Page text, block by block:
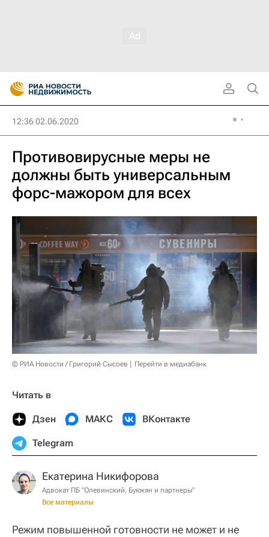
12:36 02.06.2020
Противовирусные меры не
должны быть универсальным
форс-мажором для всех
© РИА Новости / Григорий Сысоев Перейти в медиабанк
Читать в
Дзен МАКС ВКонтакте
Telegram
Екатерина Никифорова
Адвокат ПБ "Олевинский, Буюкян и партнеры"
Все материалы
Режим повышенной готовности не может и не